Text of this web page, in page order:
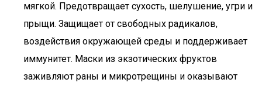
мягкой. Предотвращает сухость, шелушение, угри и
прыщи. Защищает от свободных радикалов,
воздействия окружающей среды и поддерживает
иммунитет. Маски из экзотических фруктов
заживляют раны и микротрещины и оказывают